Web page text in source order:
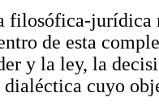
filosófica-jurídica
de esta
y la ley, la
dialéctica cuyo